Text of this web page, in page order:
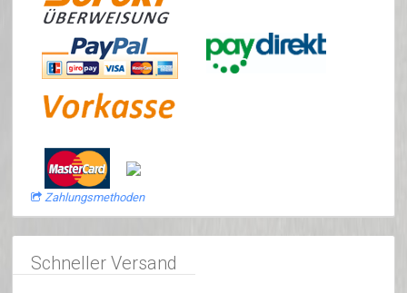
Zahlungsmethoden
Schneller Versand